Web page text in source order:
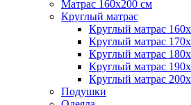
Матрас 160х200 см
Круглый матрас
Круглый матрас
Круглый матрас
Круглый матрас
Круглый матрас
Круглый матрас
Подушки